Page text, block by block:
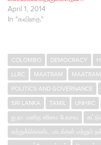
April 1, 2014
In "கவிதை"
COLOMBO DEMOCRACY
LLRC
MAATRAM
POLITICS AND GOVERNANCE
SRI LANKA
TAMIL UNHRC
ஐ.நா. மனித உரிமை பேரவை
கற்றுக்கொண்ட பாடங்கள் மற்றும்